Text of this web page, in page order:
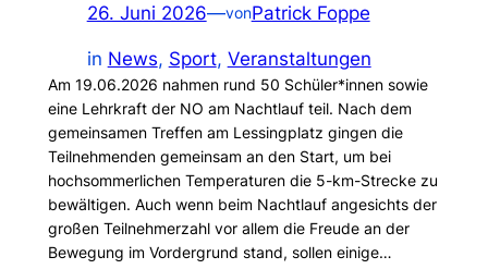
26. Juni 2026—vonPatrick Foppe
in News, Sport, Veranstaltungen
Am 19.06.2026 nahmen rund 50 Schüler*innen sowie
eine Lehrkraft der NO am Nachtlauf teil. Nach dem
gemeinsamen Treffen am Lessingplatz gingen die
Teilnehmenden gemeinsam an den Start, um bei
hochsommerlichen Temperaturen die 5-km-Strecke zu
bewältigen. Auch wenn beim Nachtlauf angesichts der
großen Teilnehmerzahl vor allem die Freude an der
Bewegung im Vordergrund stand, sollen einige…